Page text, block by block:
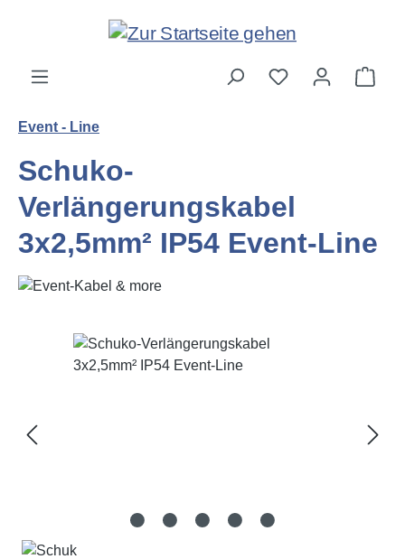
Zum Hauptinhalt springen
Event - Line
Schuko-
Verlängerungskabel
3x2,5mm² IP54 Event-Line
Bildergalerie überspringen